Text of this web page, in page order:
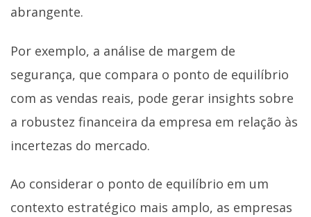
abrangente.
Por exemplo, a análise de margem de
segurança, que compara o ponto de equilíbrio
com as vendas reais, pode gerar insights sobre
a robustez financeira da empresa em relação às
incertezas do mercado.
Ao considerar o ponto de equilíbrio em um
contexto estratégico mais amplo, as empresas